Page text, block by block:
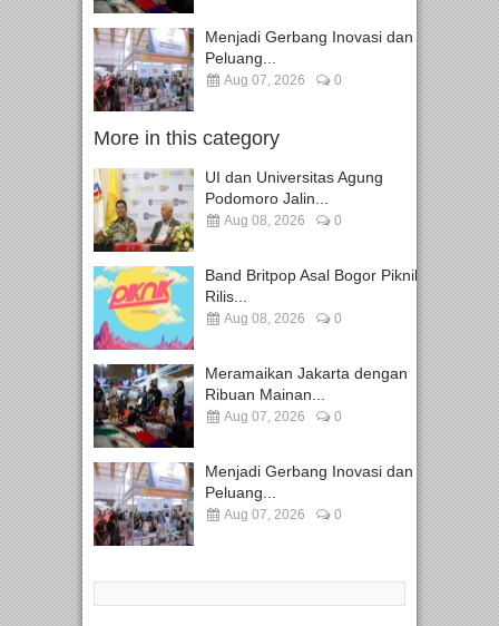
Menjadi Gerbang Inovasi dan
Peluang...
Aug 07, 2026 0
More in this category
UI dan Universitas Agung
Podomoro Jalin...
Aug 08, 2026 0
Band Britpop Asal Bogor Piknik
Rilis...
Aug 08, 2026 0
Meramaikan Jakarta dengan
Ribuan Mainan...
Aug 07, 2026 0
Menjadi Gerbang Inovasi dan
Peluang...
Aug 07, 2026 0